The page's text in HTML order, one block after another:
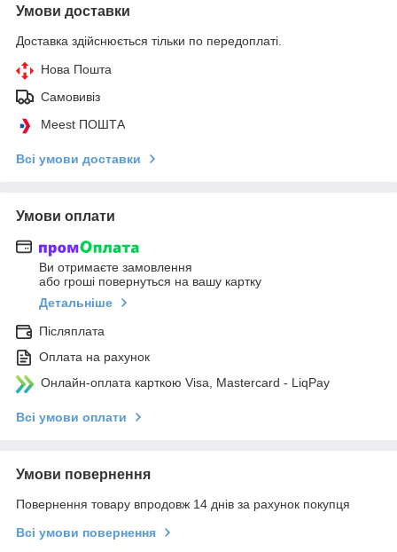
Умови доставки
Доставка здійснюється тільки по передоплаті.
Нова Пошта
Самовивіз
Meest ПОШТА
Всі умови доставки
Умови оплати
Ви отримаєте замовлення
або гроші повернуться на вашу картку
Детальніше
Післяплата
Оплата на рахунок
Онлайн-оплата карткою Visa, Mastercard - LiqPay
Всі умови оплати
Умови повернення
Повернення товару впродовж 14 днів за рахунок покупця
Всі умови повернення